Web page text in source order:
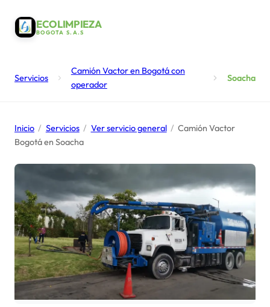
ECOLIMPIEZA
BOGOTA S.A.S
Servicios
Camión Vactor en Bogotá con
operador
Soacha
Inicio / Servicios / Ver servicio general / Camión Vactor
Bogotá en Soacha